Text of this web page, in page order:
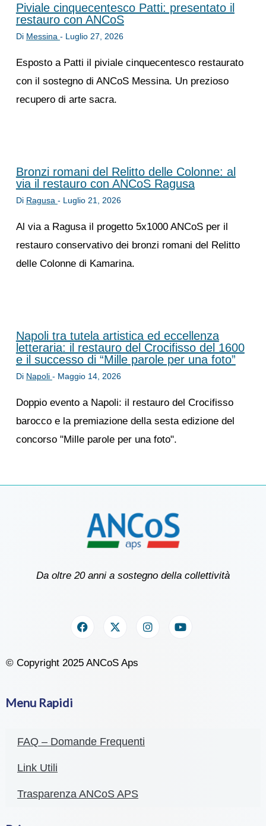
Piviale cinquecentesco Patti: presentato il
restauro con ANCoS
Di Messina - Luglio 27, 2026
Esposto a Patti il piviale cinquecentesco restaurato
con il sostegno di ANCoS Messina. Un prezioso
recupero di arte sacra.
Bronzi romani del Relitto delle Colonne: al
via il restauro con ANCoS Ragusa
Di Ragusa - Luglio 21, 2026
Al via a Ragusa il progetto 5x1000 ANCoS per il
restauro conservativo dei bronzi romani del Relitto
delle Colonne di Kamarina.
Napoli tra tutela artistica ed eccellenza
letteraria: il restauro del Crocifisso del 1600
e il successo di “Mille parole per una foto”
Di Napoli - Maggio 14, 2026
Doppio evento a Napoli: il restauro del Crocifisso
barocco e la premiazione della sesta edizione del
concorso "Mille parole per una foto".
Da oltre 20 anni a sostegno della collettività
© Copyright 2025 ANCoS Aps
Menu Rapidi
FAQ – Domande Frequenti
Link Utili
Trasparenza ANCoS APS